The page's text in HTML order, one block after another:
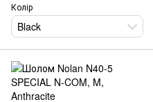
Колір
Black